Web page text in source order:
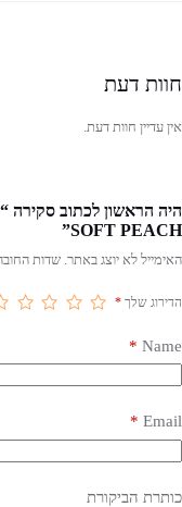
חוות דעת
אין עדיין חוות דעת.
SOFT PEACH”
האימייל לא יוצג באתר. שדות
הדירוג שלך *
Name
*
Email
*
כותרת הביקורת